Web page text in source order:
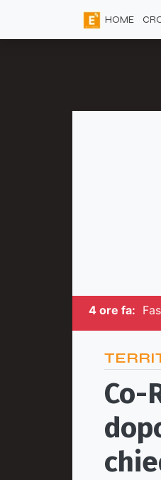
HOME
4 ore fa:
Co-